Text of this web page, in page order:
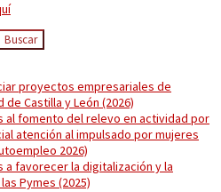
proyectos empresariales de
Castilla y León (2026)
al fomento del relevo en actividad por
atención al impulsado por mujeres
2026)
favorecer la digitalización y la
Pymes (2025)